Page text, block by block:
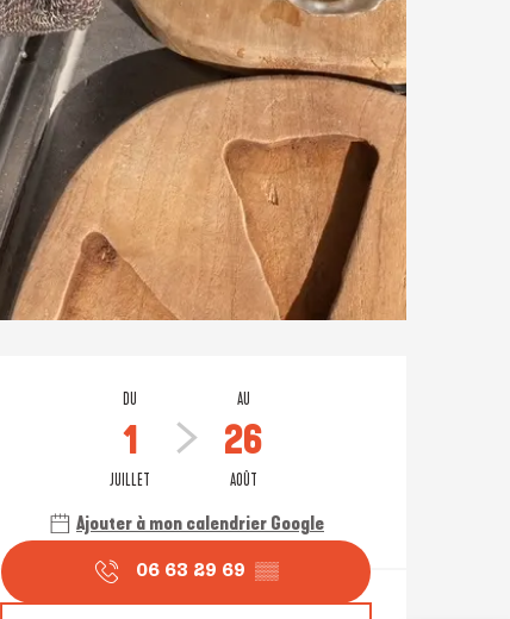
Ouverture et
DU
1
JUILLET
AU
26
AOÛT
Ajouter à mon calendrier Google
06 63 29 69 ▒▒